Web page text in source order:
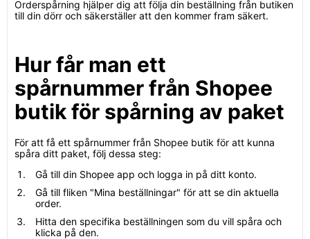
Orderspårning hjälper dig att följa din beställning från butiken
till din dörr och säkerställer att den kommer fram säkert.
Hur får man ett
spårnummer från Shopee
butik för spårning av paket
För att få ett spårnummer från Shopee butik för att kunna
spåra ditt paket, följ dessa steg:
Gå till din Shopee app och logga in på ditt konto.
Gå till fliken "Mina beställningar" för att se din aktuella
order.
Hitta den specifika beställningen som du vill spåra och
klicka på den.